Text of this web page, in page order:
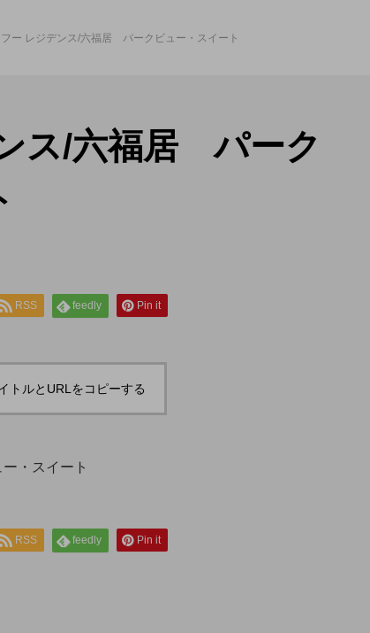
ー レジデンス/六福居 パークビュー・スイート
ス/六福居 パーク
RSS feedly Pin it
トルとURLをコピーする
RSS feedly Pin it